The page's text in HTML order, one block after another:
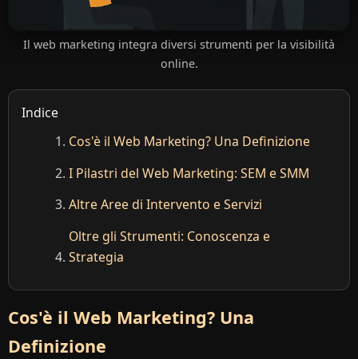
Il web marketing integra diversi strumenti per la visibilità
online.
Indice
Cos'è il Web Marketing? Una Definizione
I Pilastri del Web Marketing: SEM e SMM
Altre Aree di Intervento e Servizi
Oltre gli Strumenti: Conoscenza e
Strategia
Cos'è il Web Marketing? Una
Definizione